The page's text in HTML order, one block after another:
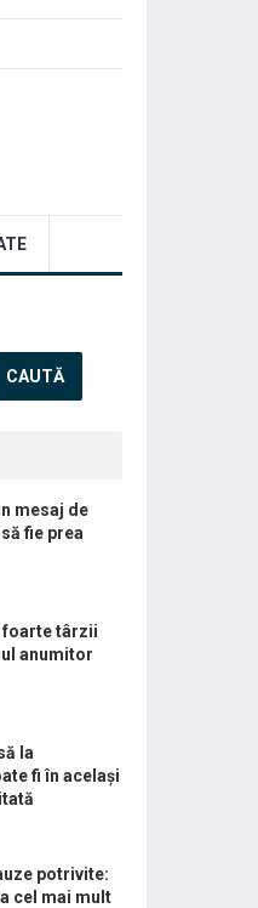
mesaj de
fie prea
foarte târzii
anumitor
la
fi în același
potrivite:
cel mai mult